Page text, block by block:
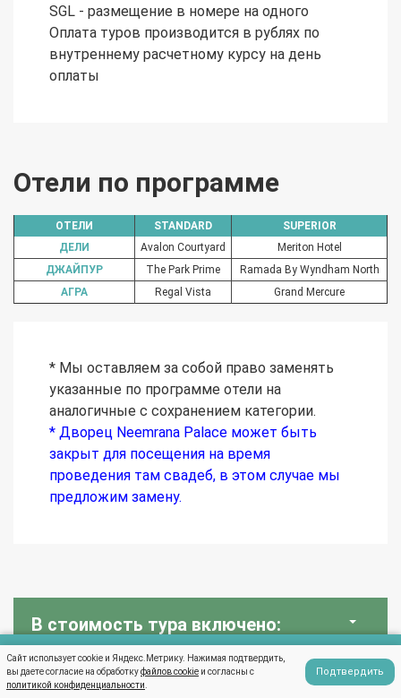
SGL - размещение в номере на одного
Оплата туров производится в рублях по
внутреннему расчетному курсу на день
оплаты
Отели по программе
ОТЕЛИ STANDARD
SUPERIOR
ДЕЛИ
Avalon Courtyard
Meriton Hotel
ДЖАЙПУР
The Park Prime
Ramada By Wyndham North
АГРА
Regal Vista Grand Mercure
* Мы оставляем за собой право заменять
указанные по программе отели на
аналогичные с сохранением категории.
* Дворец Neemrana Palace может быть
закрыт для посещения на время
проведения там свадеб, в этом случае мы
предложим замену.
В стоимость тура включено:
В стоимость тура не включено:
Написать в WhatsApp
Сайт использует cookie и Яндекс.Метрику. Нажимая подтвердить,
вы даете согласие на обработкуфайлов cookie и согласны с
политикой конфиденциальности
Подтвердить